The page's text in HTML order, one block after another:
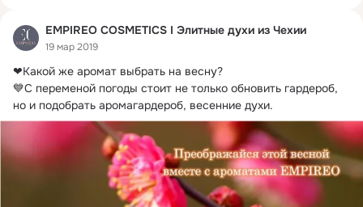
EMPIREO COSMETICS I Элитные духи из Чехии
19 мар 2019
❤Какой же аромат выбрать на весну?
💙С переменой погоды стоит не только обновить гардероб,
но и подобрать аромагардероб, весенние духи.